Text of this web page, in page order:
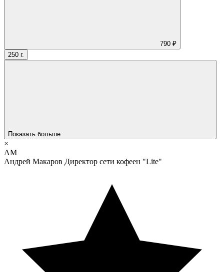
790 ₽
250 г.
Показать больше
×
АМ
Андрей Макаров Директор сети кофеен "Lite"